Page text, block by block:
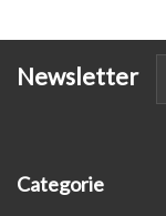
Newsletter
Categorie